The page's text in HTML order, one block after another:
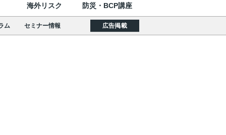
海外リスク 防災・BCP講座
ム セミナー情報 広告掲載